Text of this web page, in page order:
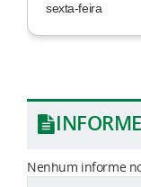
sexta-feira
Nenhum informe